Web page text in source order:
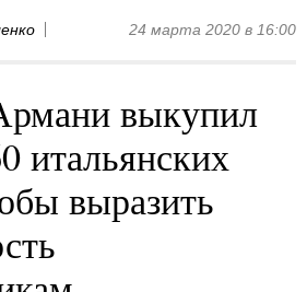
24 марта 2020 в 16:00
выкупил
итальянских
выразить